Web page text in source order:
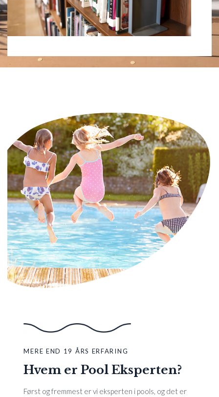
MERE END 19 ÅRS ERFARING
Hvem er Pool Eksperten?
Først og fremmest er vi eksperten i pools, og det er